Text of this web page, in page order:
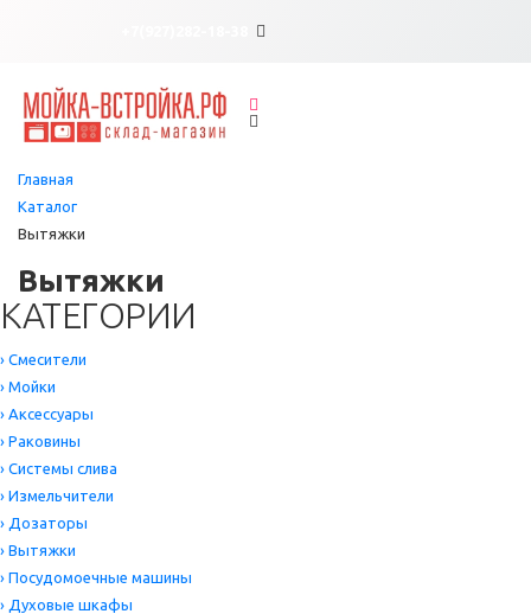
×
Главная
Каталог
Вытяжки
Вытяжки
КАТЕГОРИИ
› Смесители
› Мойки
› Аксессуары
› Раковины
› Системы слива
› Измельчители
› Дозаторы
› Вытяжки
› Посудомоечные машины
› Духовые шкафы